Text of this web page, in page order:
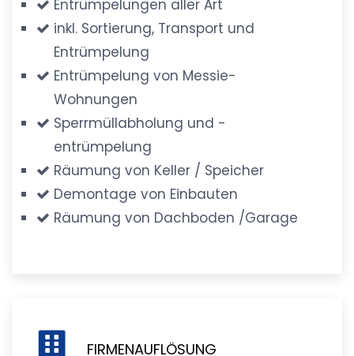
Entrümpelungen aller Art
inkl. Sortierung, Transport und
Entrümpelung
Entrümpelung von Messie-
Wohnungen
Sperrmüllabholung und -
entrümpelung
Räumung von Keller / Speicher
Demontage von Einbauten
Räumung von Dachboden /Garage
FIRMENAUFLÖSUNG